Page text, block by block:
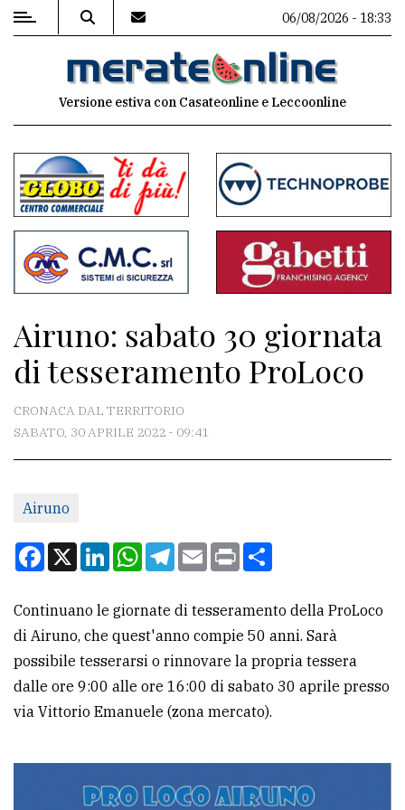
MENU
commenti
Contenuti
del
sito
Associazioni
Meteo
redazione
Scrivici
la
tua
pubblicità
CERCA
06/08/2026 - 18:33
Versione estiva con Casateonline e Leccoonline
Airuno: sabato 30 giornata
di tesseramento ProLoco
CRONACA DAL TERRITORIO
SABATO, 30 APRILE 2022 - 09:41
Airuno
Facebook
X LinkedInWhatsApp
Telegram
EmailPrint
Continuano le giornate di tesseramento della ProLoco
di Airuno, che quest'anno compie 50 anni. Sarà
possibile tesserarsi o rinnovare la propria tessera
dalle ore 9:00 alle ore 16:00 di sabato 30 aprile presso
via Vittorio Emanuele (zona mercato).